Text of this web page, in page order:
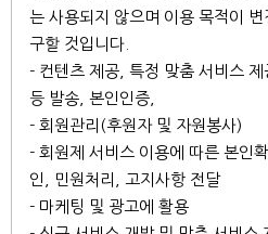
는 사용되지 않으며 이용 목적이
구할 것입니다.
- 컨텐츠 제공, 특정 맞춤 서비스
등 발송, 본인인증,
- 회원관리(후원자 및 자원봉사)
- 회원제 서비스 이용에 따른 본인
인, 민원처리, 고지사항 전달
- 마케팅 및 광고에 활용